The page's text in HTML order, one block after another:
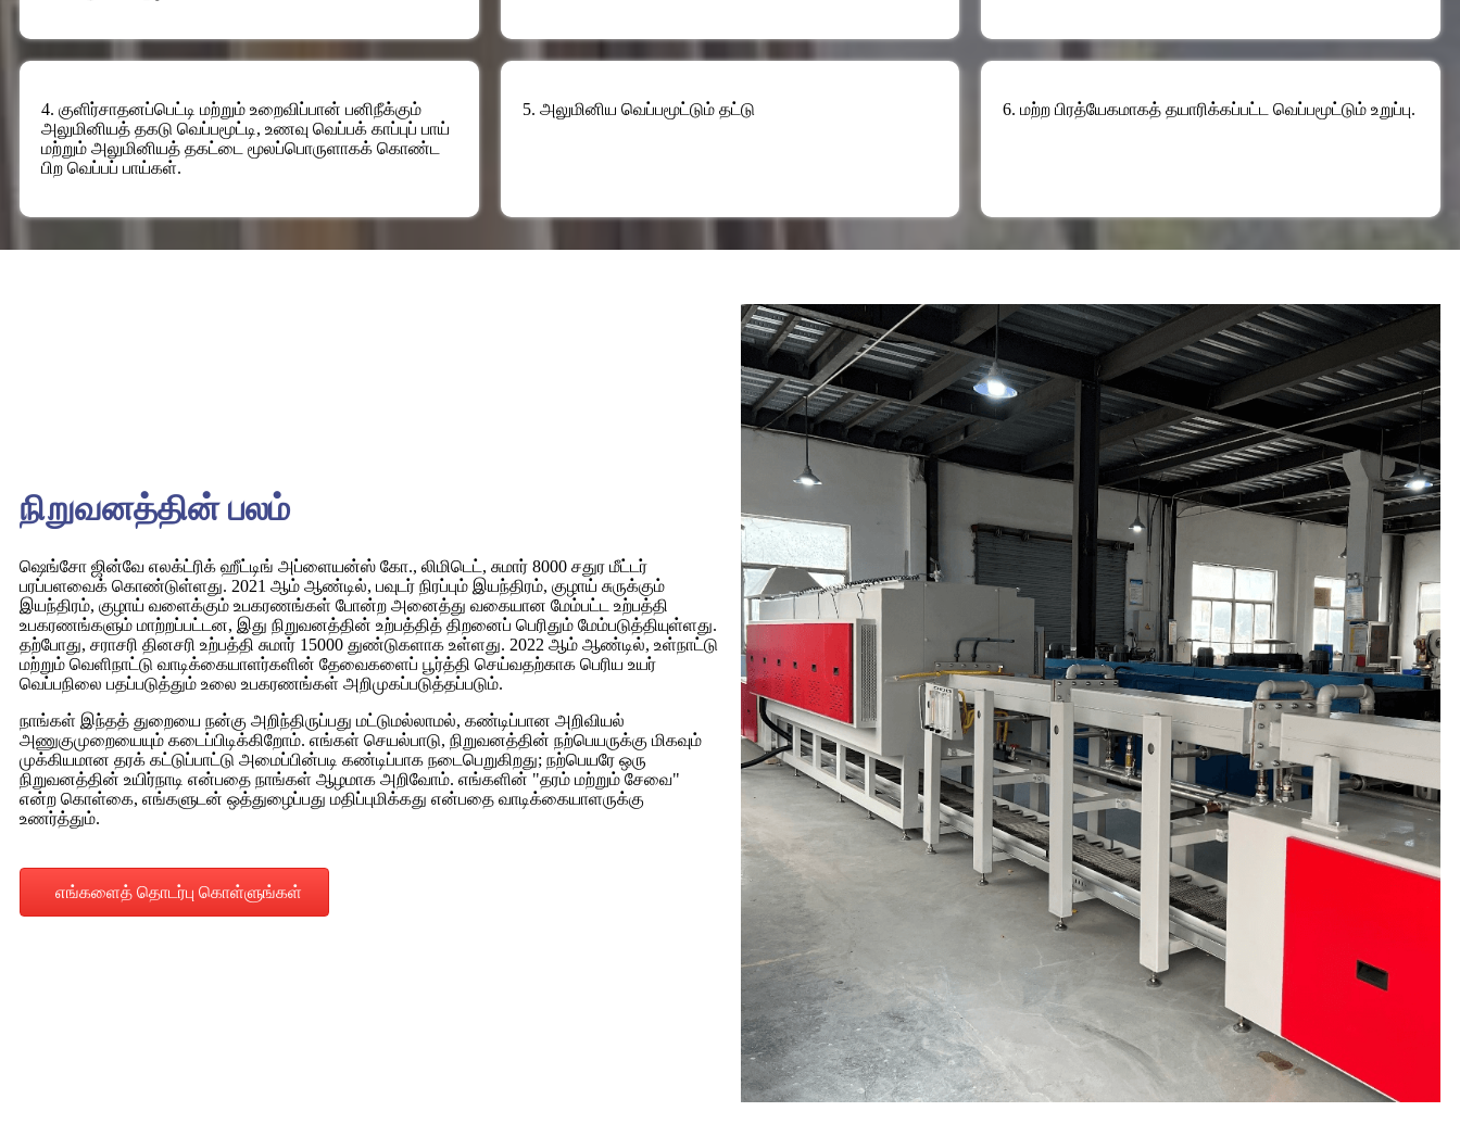
4. குளிர்சாதனப்பெட்டி மற்றும் உறைவிப்பான் பனிநீக்கும்
அலுமினியத் தகடு வெப்பமூட்டி, உணவு வெப்பக் காப்புப் பாய்
மற்றும் அலுமினியத் தகட்டை மூலப்பொருளாகக் கொண்ட
பிற வெப்பப் பாய்கள்.
5. அலுமினிய வெப்பமூட்டும் தட்டு 6. மற்ற பிரத்யேகமாகத் தயாரிக்கப்பட்ட வெப்பமூட்டும் உறுப்பு.
நிறுவனத்தின் பலம்
ஷெங்சோ ஜின்வே எலக்ட்ரிக் ஹீட்டிங் அப்ளையன்ஸ் கோ., லிமிடெட், சுமார் 8000 சதுர மீட்டர்
பரப்பளவைக் கொண்டுள்ளது. 2021 ஆம் ஆண்டில், பவுடர் நிரப்பும் இயந்திரம், குழாய் சுருக்கும்
இயந்திரம், குழாய் வளைக்கும் உபகரணங்கள் போன்ற அனைத்து வகையான மேம்பட்ட உற்பத்தி
உபகரணங்களும் மாற்றப்பட்டன, இது நிறுவனத்தின் உற்பத்தித் திறனைப் பெரிதும் மேம்படுத்தியுள்ளது.
தற்போது, ​​சராசரி தினசரி உற்பத்தி சுமார் 15000 துண்டுகளாக உள்ளது. 2022 ஆம் ஆண்டில், உள்நாட்டு
மற்றும் வெளிநாட்டு வாடிக்கையாளர்களின் தேவைகளைப் பூர்த்தி செய்வதற்காக பெரிய உயர்
வெப்பநிலை பதப்படுத்தும் உலை உபகரணங்கள் அறிமுகப்படுத்தப்படும்.
நாங்கள் இந்தத் துறையை நன்கு அறிந்திருப்பது மட்டுமல்லாமல், கண்டிப்பான அறிவியல்
அணுகுமுறையையும் கடைப்பிடிக்கிறோம். எங்கள் செயல்பாடு, நிறுவனத்தின் நற்பெயருக்கு மிகவும்
முக்கியமான தரக் கட்டுப்பாட்டு அமைப்பின்படி கண்டிப்பாக நடைபெறுகிறது; நற்பெயரே ஒரு
நிறுவனத்தின் உயிர்நாடி என்பதை நாங்கள் ஆழமாக அறிவோம். எங்களின் "தரம் மற்றும் சேவை"
என்ற கொள்கை, எங்களுடன் ஒத்துழைப்பது மதிப்புமிக்கது என்பதை வாடிக்கையாளருக்கு
உணர்த்தும்.
எங்களைத் தொடர்பு கொள்ளுங்கள்